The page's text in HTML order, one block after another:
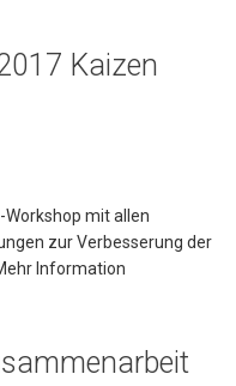
Kaizen
mit allen
zur Verbesserung der
Information